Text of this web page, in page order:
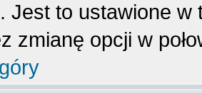
Jest to ustawione w
zmianę opcji w